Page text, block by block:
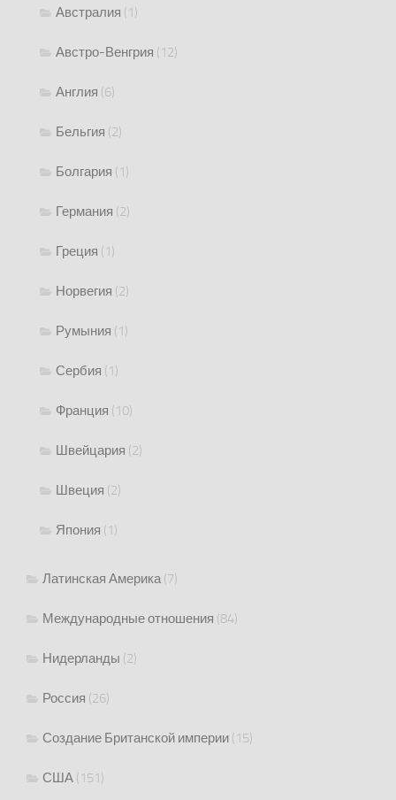
Австралия (1)
Австро-Венгрия (12)
Англия (6)
Бельгия (2)
Болгария (1)
Германия (2)
Греция (1)
Норвегия (2)
Румыния (1)
Сербия (1)
Франция (10)
Швейцария (2)
Швеция (2)
Япония (1)
Латинская Америка(7)
Международные отношения (84)
Нидерланды (2)
Россия (26)
Создание Британской империи (15)
США (151)